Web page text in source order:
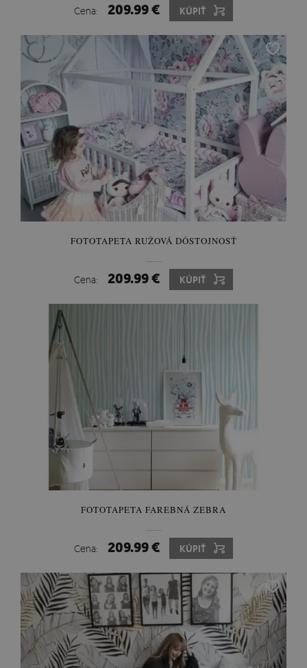
Cena: 209.99 € KÚPIŤ
FOTOTAPETA RUŽOVÁ DÔSTOJNOSŤ
Cena: 209.99 € KÚPIŤ
FOTOTAPETA FAREBNÁ ZEBRA
Cena: 209.99 € KÚPIŤ